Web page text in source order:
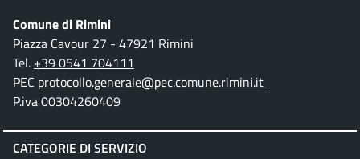
Comune di Rimini
Piazza Cavour 27 - 47921 Rimini
Tel. +39 0541 704111
PEC protocollo.generale@pec.comune.rimini.it
P.iva 00304260409
CATEGORIE DI SERVIZIO